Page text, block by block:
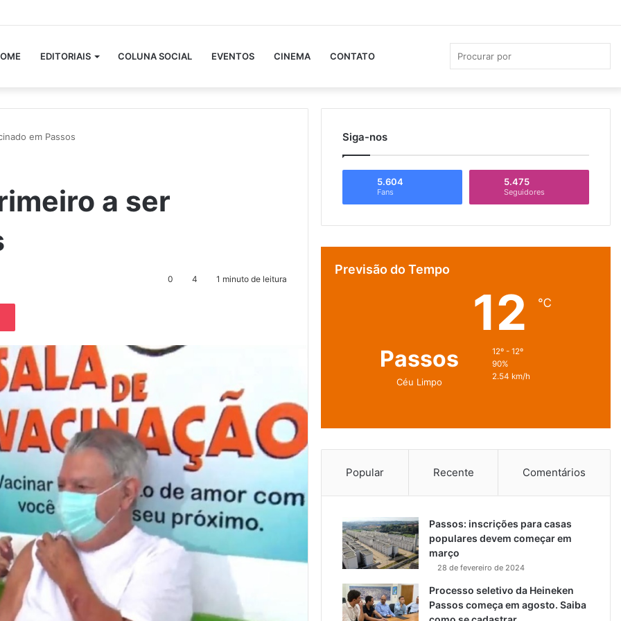
EDITORIAIS COLUNA SOCIAL EVENTOS CINEMA CONTATO
em Passos
a ser
0 4 1 minuto de leitura
Siga-nos
5.604
Fans
5.475
Seguidores
Previsão do Tempo
Passos
Céu Limpo
12 ℃
12º - 12º
90%
2.54 km/h
Popular Recente Comentários
Passos: inscrições para casas
populares devem começar em
março
28 de fevereiro de 2024
Processo seletivo da Heineken
Passos começa em agosto. Saiba